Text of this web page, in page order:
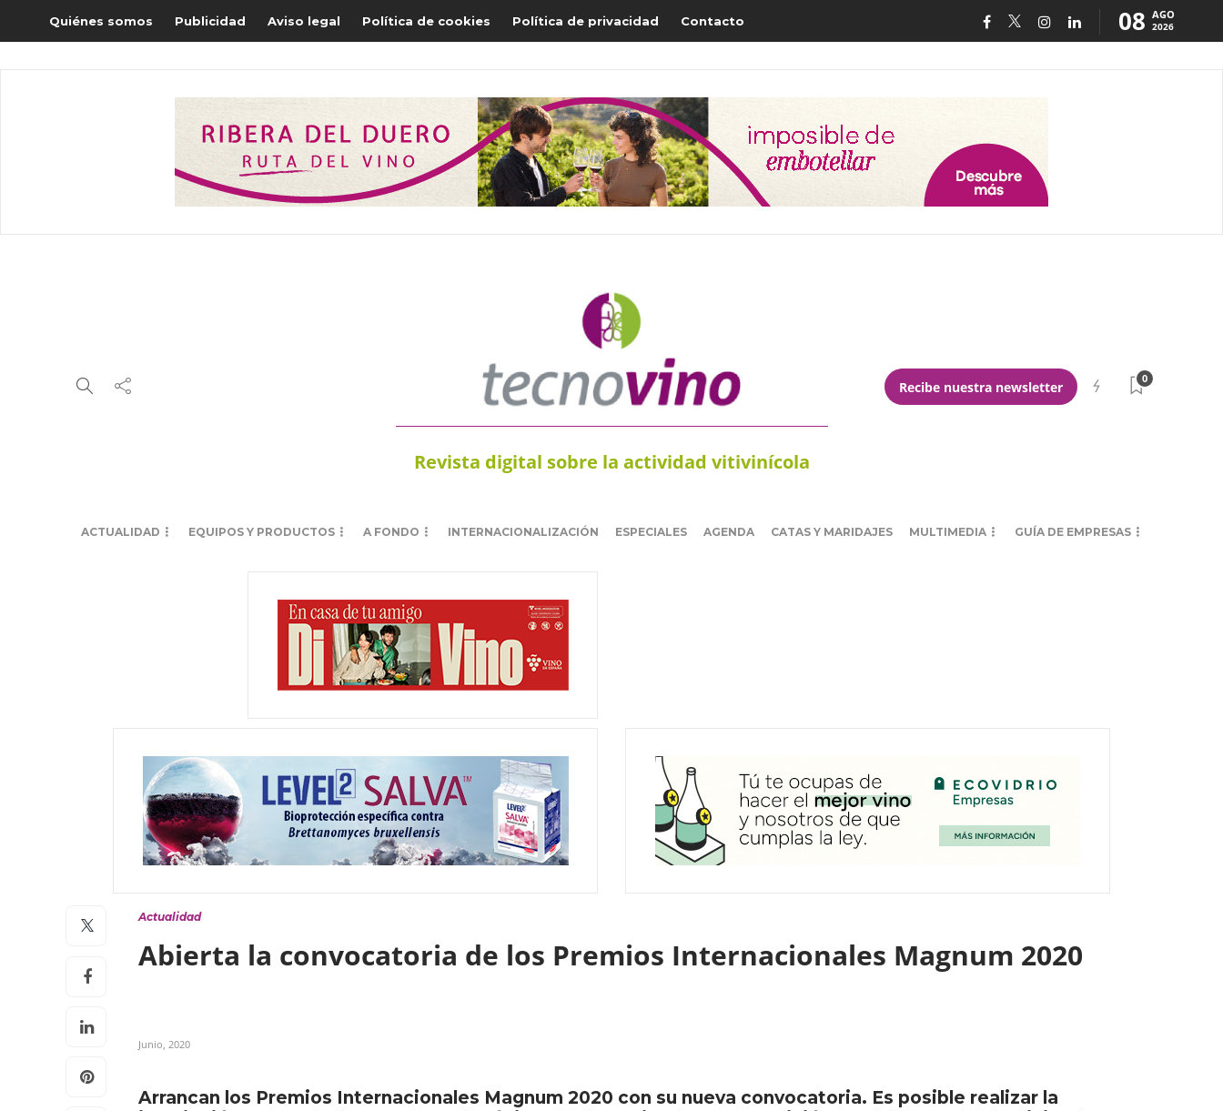
Quiénes somos Publicidad Aviso legal Política de cookies Política de privacidad Contacto 08 AGO
2026
Revista digital sobre la actividad vitivinícola
Recibe nuestra newsletter
0
ACTUALIDAD EQUIPOS Y PRODUCTOS A FONDO INTERNACIONALIZACIÓN ESPECIALES AGENDA CATAS Y MARIDAJES MULTIMEDIA GUÍA DE EMPRESAS
Actualidad
Abierta la convocatoria de los Premios Internacionales Magnum 2020
Junio, 2020
Arrancan los Premios Internacionales Magnum 2020 con su nueva convocatoria. Es posible realizar la